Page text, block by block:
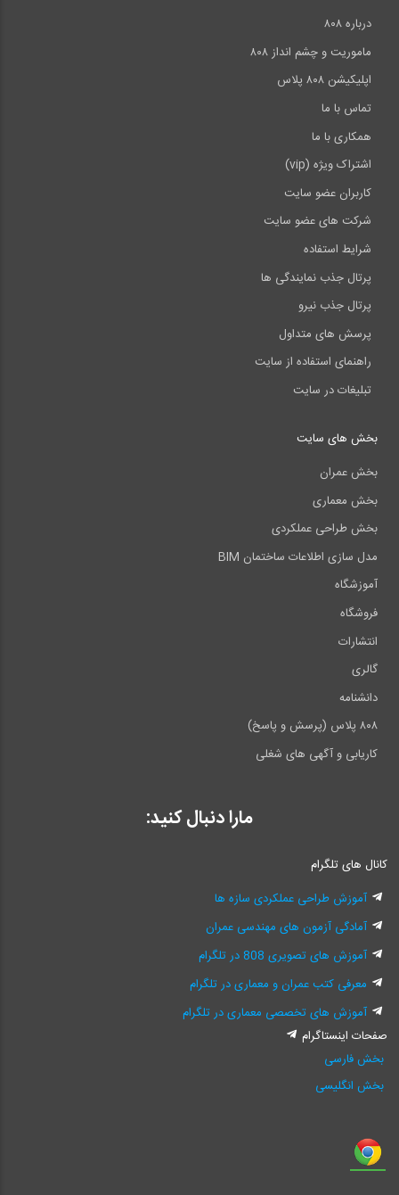
درباره ۸۰۸
ماموریت و چشم انداز ۸۰۸
اپلیکیشن ۸۰۸ پلاس
تماس با ما
همکاری با ما
اشتراک ویژه (vip)
کاربران عضو سایت
شرکت های عضو سایت
شرایط استفاده
پرتال جذب نمایندگی ها
پرتال جذب نیرو
پرسش های متداول
راهنمای استفاده از سایت
تبلیغات در سایت
بخش های سایت
بخش عمران
بخش معماری
بخش طراحی عملکردی
مدل سازی اطلاعات ساختمان BIM
آموزشگاه
فروشگاه
انتشارات
گالری
دانشنامه
۸۰۸ پلاس (پرسش و پاسخ)
کاریابی و آگهی های شغلی
مارا دنبال کنید:
کانال های تلگرام
آموزش طراحی عملکردی سازه ها
آمادگی آزمون های مهندسی عمران
آموزش های تصویری 808 در تلگرام
معرفی کتب عمران و معماری در تلگرام
آموزش های تخصصی معماری در تلگرام
صفحات اینستاگرام
بخش فارسی
بخش انگلیسی